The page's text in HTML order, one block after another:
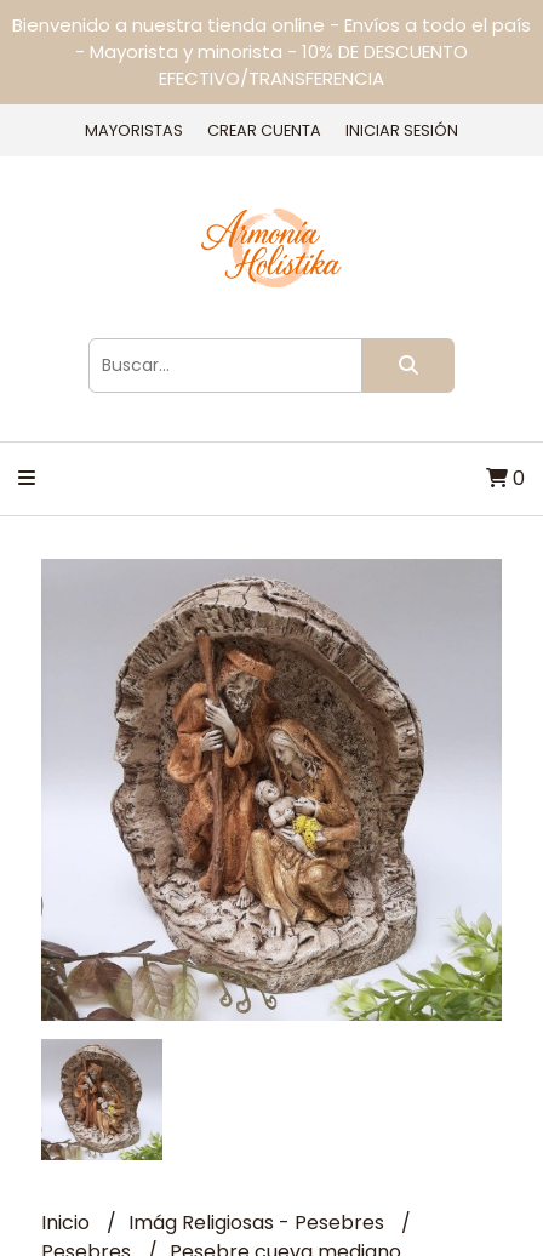
Bienvenido a nuestra tienda online - Envíos a todo el país
- Mayorista y minorista - 10% DE DESCUENTO
EFECTIVO/TRANSFERENCIA
MAYORISTAS CREAR CUENTA INICIAR SESIÓN
0
Inicio
Imág Religiosas - Pesebres